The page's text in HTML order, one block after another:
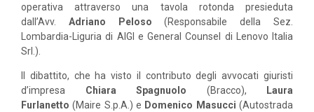
operativa attraverso una tavola rotonda presieduta
dall’Avv. Adriano Peloso (Responsabile della Sez.
Lombardia-Liguria di AIGI e General Counsel di Lenovo Italia
Srl.).
Il dibattito, che ha visto il contributo degli avvocati giuristi
d’impresa Chiara Spagnuolo (Bracco),
Laura
Furlanetto (Maire S.p.A.) e Domenico Masucci (Autostrada